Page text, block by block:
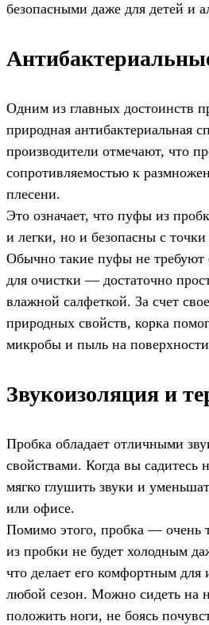
безопасными даже для детей и
Одним из главных достоинств
природная антибактериальная
производители отмечают, что
сопротивляемостью к
плесени.
Это означает, что пуфы из
и легки, но и безопасны с
Обычно такие пуфы не требуют
для очистки — достаточно
влажной салфеткой. За счет
природных свойств, корка
микробы и пыль на
Звукоизоляция и
Пробка обладает отличными
свойствами. Когда вы садитесь
мягко глушить звуки и
или офисе.
Помимо этого, пробка — очень
из пробки не будет холодным
что делает его комфортным для
любой сезон. Можно сидеть на
положить ноги, не боясь